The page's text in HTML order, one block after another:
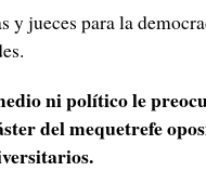
y jueces para la
ni político le
del mequetrefe